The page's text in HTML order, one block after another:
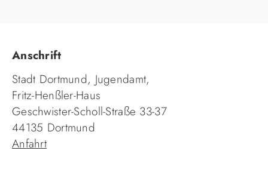
Anschrift
Stadt Dortmund, Jugendamt,
Fritz-Henßler-Haus
Geschwister-Scholl-Straße 33-37
44135 Dortmund
Anfahrt